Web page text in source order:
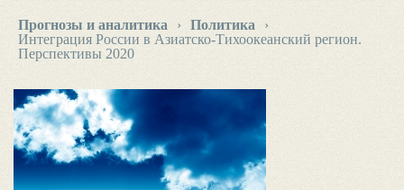
Прогнозы и аналитика › Политика
›
Интеграция России в Азиатско-Тихоокеанский регион.
Перспективы 2020